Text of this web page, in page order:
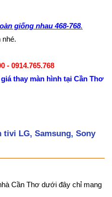
giống nhau 468-768.
nhé.
- 0914.765.768
thay màn hình tại Cần Thơ
tivi LG, Samsung, Sony
Cần Thơ dưới đây chỉ mang